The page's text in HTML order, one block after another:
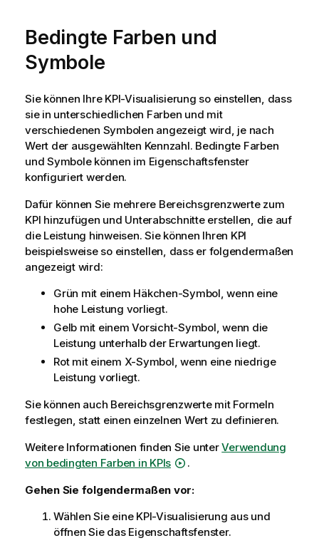
Bedingte Farben und
Symbole
Sie können Ihre KPI-Visualisierung so einstellen, dass
sie in unterschiedlichen Farben und mit
verschiedenen Symbolen angezeigt wird, je nach
Wert der ausgewählten Kennzahl. Bedingte Farben
und Symbole können im Eigenschaftsfenster
konfiguriert werden.
Dafür können Sie mehrere Bereichsgrenzwerte zum
KPI hinzufügen und Unterabschnitte erstellen, die auf
die Leistung hinweisen. Sie können Ihren KPI
beispielsweise so einstellen, dass er folgendermaßen
angezeigt wird:
Grün mit einem Häkchen-Symbol, wenn eine
hohe Leistung vorliegt.
Gelb mit einem Vorsicht-Symbol, wenn die
Leistung unterhalb der Erwartungen liegt.
Rot mit einem X-Symbol, wenn eine niedrige
Leistung vorliegt.
Sie können auch Bereichsgrenzwerte mit Formeln
festlegen, statt einen einzelnen Wert zu definieren.
Weitere Informationen finden Sie unterVerwendung
von bedingten Farben in KPIs
.
Gehen Sie folgendermaßen vor:
Wählen Sie eine KPI-Visualisierung aus und
öffnen Sie das Eigenschaftsfenster.